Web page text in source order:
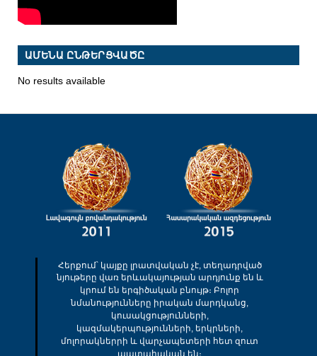
ԱՄԵՆԱ ԸՆԹԵՐՑՎԱԾԸ
No results available
Հերքում՝ կայքը լրատվական չէ, տեղադրված
նյութերը վառ երևակայության արդյունք են և
կրում են երգիծական բնույթ։ Բոլոր
նմանությունները իրական մարդկանց,
կուսակցությունների,
կազմակերպությունների, երկրների,
մոլորակներրի և վարչապետերի հետ զուտ
պատահական են։